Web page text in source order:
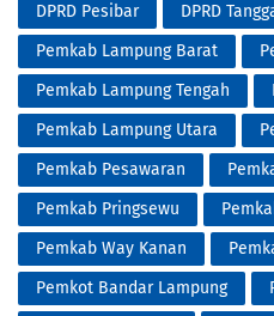
DPRD Pesibar
DPRD
Pemkab Lampung Barat
Pemkab Lampung Tengah
Pemkab Lampung Utara
Pemkab Pesawaran
Pemkab Pringsewu
Pemkab Way Kanan
Pemkot Bandar Lampung